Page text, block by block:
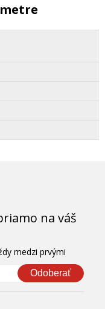
na váš
medzi prvými
Odoberať